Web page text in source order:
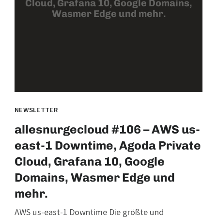
Cloud, Grafana 10, Google Domains,
Wasmer Edge und mehr.
NEWSLETTER
allesnurgecloud #106 – AWS us-
east-1 Downtime, Agoda Private
Cloud, Grafana 10, Google
Domains, Wasmer Edge und
mehr.
AWS us-east-1 Downtime Die größte und